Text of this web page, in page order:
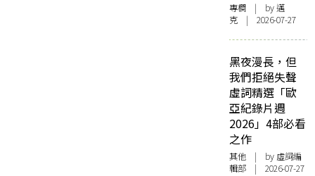
專欄 | by邁
克 | 2026-07-27
黑夜漫長，但
我們拒絕失聲
虛詞精選「歐
亞紀錄片週
2026」4部必看
之作
其他 | by 虛詞編
輯部 | 2026-07-27